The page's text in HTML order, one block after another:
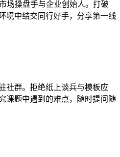
场操盘手与企业创始人。打破
境中结交同行好手，分享第一线
社群。拒绝纸上谈兵与模板应
课题中遇到的难点，随时提问随